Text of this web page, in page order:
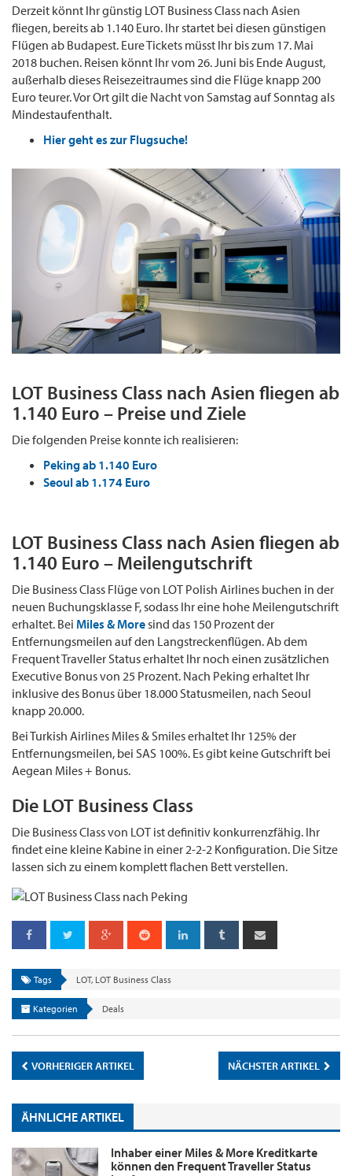
Derzeit könnt Ihr günstig LOT Business Class nach Asien
fliegen, bereits ab 1.140 Euro. Ihr startet bei diesen günstigen
Flügen ab Budapest. Eure Tickets müsst Ihr bis zum 17. Mai
2018 buchen. Reisen könnt Ihr vom 26. Juni bis Ende August,
außerhalb dieses Reisezeitraumes sind die Flüge knapp 200
Euro teurer. Vor Ort gilt die Nacht von Samstag auf Sonntag als
Mindestaufenthalt.
Hier geht es zur Flugsuche!
LOT Business Class nach Asien fliegen ab
1.140 Euro – Preise und Ziele
Die folgenden Preise konnte ich realisieren:
Peking ab 1.140 Euro
Seoul ab 1.174 Euro
LOT Business Class nach Asien fliegen ab
1.140 Euro – Meilengutschrift
Die Business Class Flüge von LOT Polish Airlines buchen in der
neuen Buchungsklasse F, sodass Ihr eine hohe Meilengutschrift
erhaltet. Bei Miles & More sind das 150 Prozent der
Entfernungsmeilen auf den Langstreckenflügen. Ab dem
Frequent Traveller Status erhaltet Ihr noch einen zusätzlichen
Executive Bonus von 25 Prozent. Nach Peking erhaltet Ihr
inklusive des Bonus über 18.000 Statusmeilen, nach Seoul
knapp 20.000.
Bei Turkish Airlines Miles & Smiles erhaltet Ihr 125% der
Entfernungsmeilen, bei SAS 100%. Es gibt keine Gutschrift bei
Aegean Miles + Bonus.
Die LOT Business Class
Die Business Class von LOT ist definitiv konkurrenzfähig. Ihr
findet eine kleine Kabine in einer 2-2-2 Konfiguration. Die Sitze
lassen sich zu einem komplett flachen Bett verstellen.
Tags LOT, LOT Business Class
Kategorien Deals
VORHERIGER ARTIKEL NÄCHSTER ARTIKEL
ÄHNLICHE ARTIKEL
Inhaber einer Miles & More Kreditkarte
können den Frequent Traveller Status